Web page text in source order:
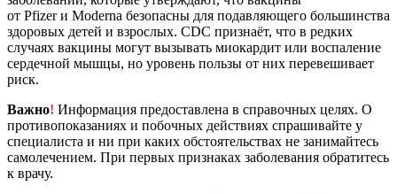
от Pfizer и Moderna безопасны для подавляющего большинства
здоровых детей и взрослых. CDC признаёт, что в редких
случаях вакцины могут вызывать миокардит или воспаление
сердечной мышцы, но уровень пользы от них перевешивает
риск.
Важно! Информация предоставлена в справочных целях. О
противопоказаниях и побочных действиях спрашивайте у
специалиста и ни при каких обстоятельствах не занимайтесь
самолечением. При первых признаках заболевания обратитесь
к врачу.